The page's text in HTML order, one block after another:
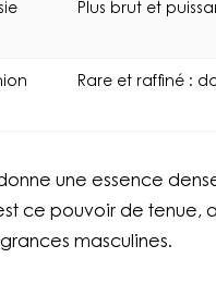
Plus brut et
Rare et raffiné :
une essence
ce pouvoir de tenue,
masculines.